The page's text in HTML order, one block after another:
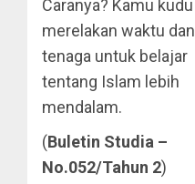
Caranya? Kamu kudu
merelakan waktu dan
tenaga untuk belajar
tentang Islam lebih
mendalam.
(Buletin Studia –
No.052/Tahun 2)